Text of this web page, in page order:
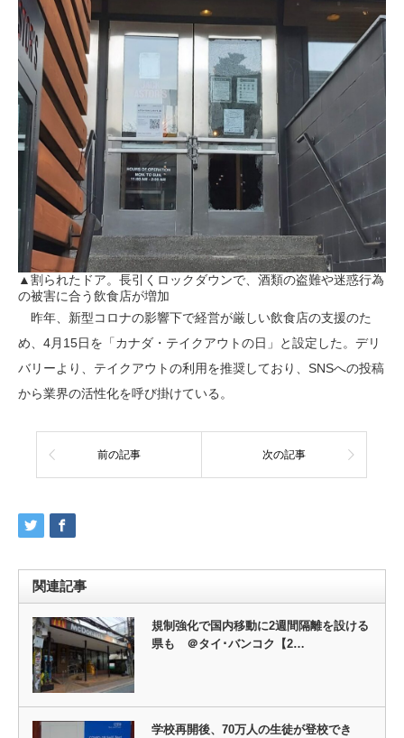
▲割られたドア。長引くロックダウンで、酒類の盗難や迷惑行為
の被害に合う飲食店が増加
昨年、新型コロナの影響下で経営が厳しい飲食店の支援のた
め、4月15日を「カナダ・テイクアウトの日」と設定した。デリ
バリーより、テイクアウトの利用を推奨しており、SNSへの投稿
から業界の活性化を呼び掛けている。
前の記事 次の記事
関連記事
規制強化で国内移動に2週間隔離を設ける
県も ＠タイ･バンコク【2…
学校再開後、70万人の生徒が登校でき